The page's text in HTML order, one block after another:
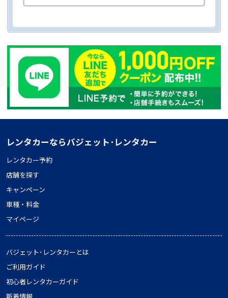
レンタカーならバジェット･レンタカー
レンタカー予約
店舗を探す
キャンペーン
車種・料金
マイページ
バジェット･レンタカーとは
ご利用ガイド
初心者レンタカーガイド